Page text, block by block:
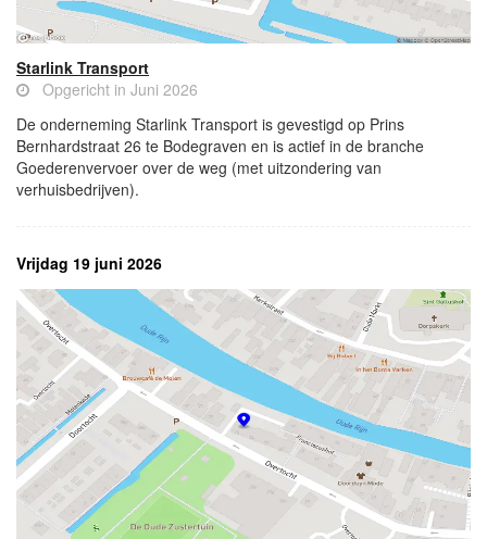
Starlink Transport
Opgericht in Juni 2026
De onderneming Starlink Transport is gevestigd op Prins
Bernhardstraat 26 te Bodegraven en is actief in de branche
Goederenvervoer over de weg (met uitzondering van
verhuisbedrijven).
Vrijdag 19 juni 2026